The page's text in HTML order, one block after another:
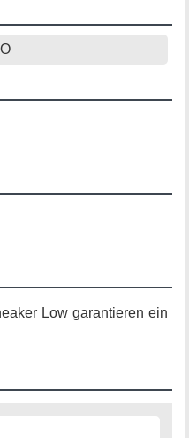
Low garantieren ein